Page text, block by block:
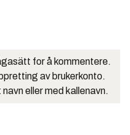
for å kommentere.
av brukerkonto.
eller med kallenavn.